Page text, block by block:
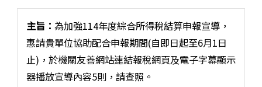
主旨： 為加強114年度綜合所得稅結算申報宣導，
惠請貴單位協助配合申報期間(自即日起至6月1日
止)，於機關友善網站連結報稅網頁及電子字幕顯示
器播放宣導內容5則，請查照。